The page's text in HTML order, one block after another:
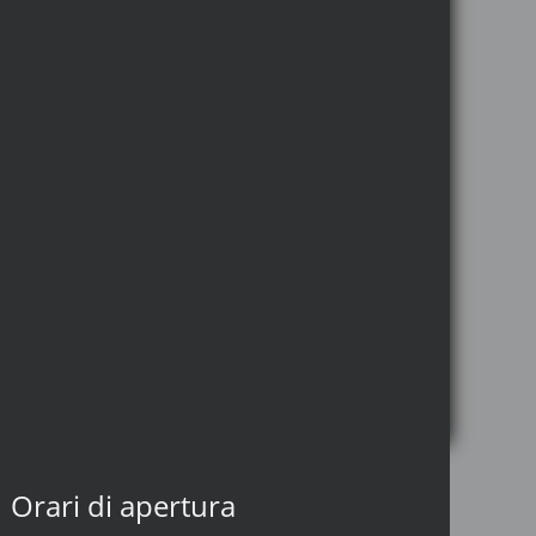
Orari di apertura